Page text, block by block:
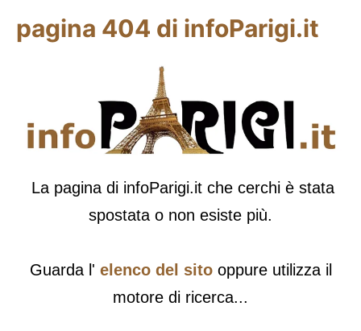
pagina 404 di infoParigi.it
La pagina di infoParigi.it che cerchi è stata
spostata o non esiste più.
Guarda l' elenco del sitooppure utilizza il
motore di ricerca...